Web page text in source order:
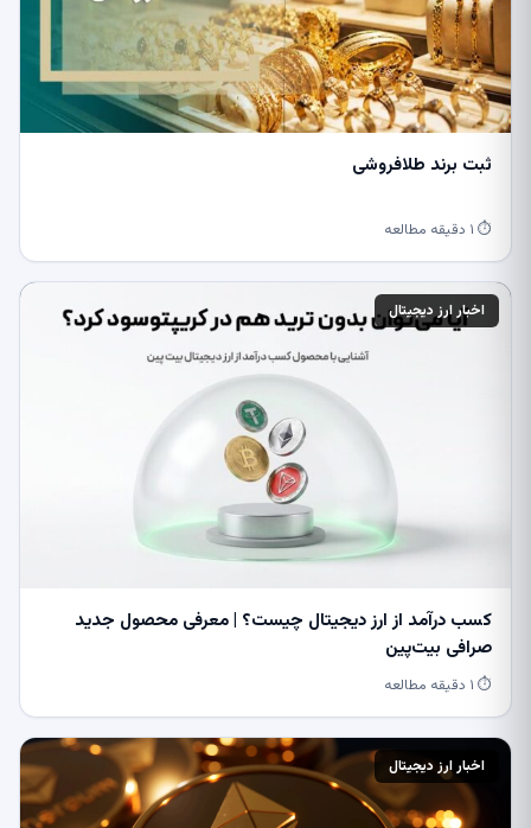
ثبت برند طلافروشی
⏱ ۱ دقیقه مطالعه
اخبار ارز دیجیتال
کسب درآمد از ارز دیجیتال چیست؟ | معرفی محصول جدید
صرافی بیت‌پین
⏱ ۱ دقیقه مطالعه
اخبار ارز دیجیتال